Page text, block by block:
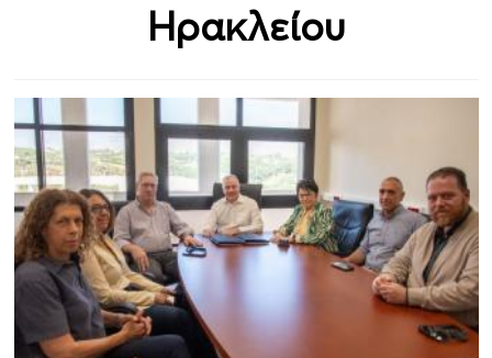
Ηρακλείου